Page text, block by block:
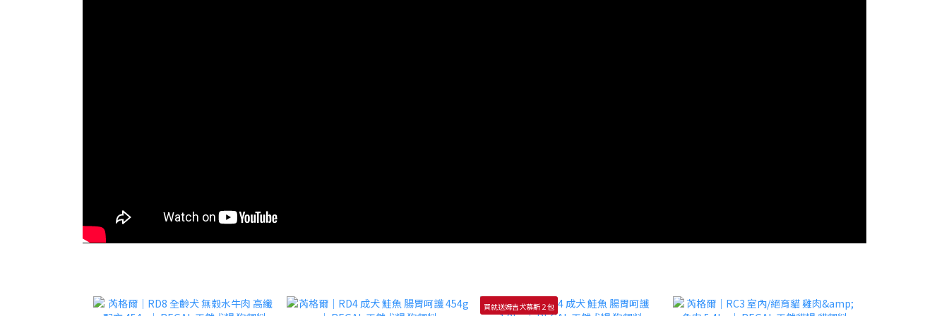
買就送姆吉犬慕斯２包